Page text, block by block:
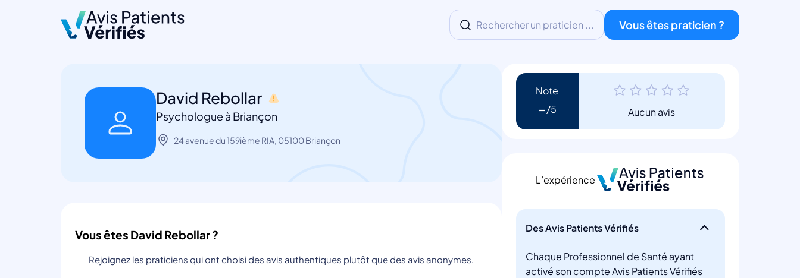
Rechercher un praticien ... Vous êtes praticien ?
David Rebollar
Psychologue à Briançon
24 avenue du 159ième RIA, 05100 Briançon
Vous êtes David Rebollar ?
Rejoignez les praticiens qui ont choisi des avis authentiques plutôt que des avis anonymes.
Note
- Aucun avis
L’expérience
Des Avis Patients Vérifiés
Chaque Professionnel de Santé ayant
activé son compte Avis Patients Vérifiés